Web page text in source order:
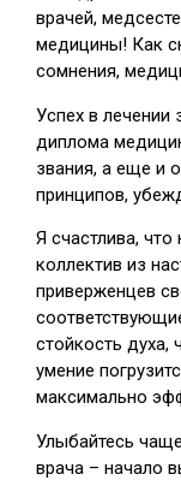
врачей,
медицины! Как
сомнения,
Успех в лечении
диплома
звания, а еще и
принципов,
Я счастлива,
коллектив из
приверженцев
стойкость духа,
умение
максимально
Улыбайтесь
врача – начало